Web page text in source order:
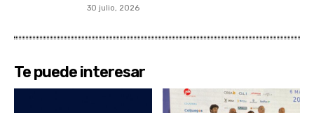
30 julio, 2026
Te puede interesar